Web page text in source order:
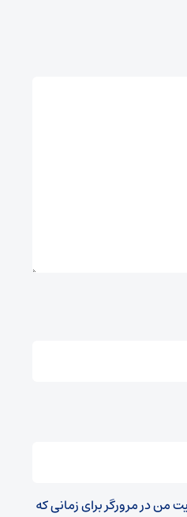
من در مرورگر برای زمانی که